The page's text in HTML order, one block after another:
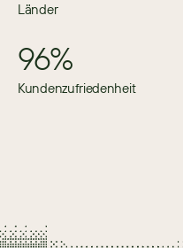
Länder
96%
Kundenzufriedenheit